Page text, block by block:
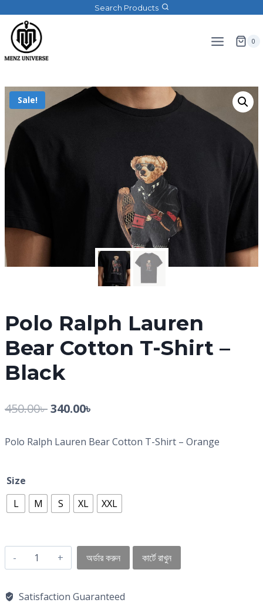
Search Products
0
Sale!
Polo Ralph Lauren
Bear Cotton T-Shirt –
Black
450.00৳340.00৳
Polo Ralph Lauren Bear Cotton T-Shirt – Orange
Size
L
M S XL XXL
অর্ডার করুন কার্টে রাখুন
Satisfaction Guaranteed